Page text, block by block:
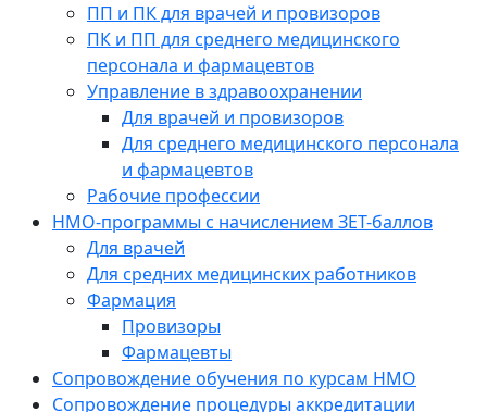
ПП и ПК для врачей и провизоров
ПК и ПП для среднего медицинского
персонала и фармацевтов
Управление в здравоохранении
Для врачей и провизоров
Для среднего медицинского персонала
и фармацевтов
Рабочие профессии
НМО-программы с начислением ЗЕТ-баллов
Для врачей
Для средних медицинских работников
Фармация
Провизоры
Фармацевты
Сопровождение обучения по курсам НМО
Сопровождение процедуры аккредитации